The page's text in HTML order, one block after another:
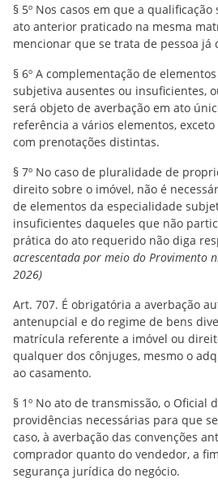
§ 5º Nos casos em que a
ato anterior praticado na mesma
mencionar que se trata de pessoa já
§ 6º A complementação de
subjetiva ausentes ou insuficientes,
será objeto de averbação em ato
referência a vários elementos,
com prenotações distintas.
§ 7º No caso de pluralidade de
direito sobre o imóvel, não é
de elementos da especialidade
insuficientes daqueles que não
prática do ato requerido não diga
acrescentada por meio do Provimento
2026)
Art. 707. É obrigatória a averbação
antenupcial e do regime de bens
matrícula referente a imóvel ou
qualquer dos cônjuges, mesmo o
ao casamento.
§ 1º No ato de transmissão, o Oficial
providências necessárias para que
caso, à averbação das convenções
comprador quanto do vendedor, a
segurança jurídica do negócio.